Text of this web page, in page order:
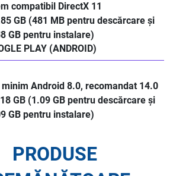
compatibil DirectX 11
GB (481 MB pentru descărcare și
GB pentru instalare)
PLAY (ANDROID)
minim Android 8.0, recomandat 14.0
GB (1.09 GB pentru descărcare și
GB pentru instalare)
PRODUSE